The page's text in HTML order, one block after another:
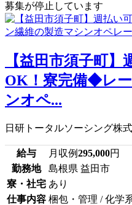
募集が停止しています
【益田市須子町
OK！寮完備◆レ
ンオペ...
日研トータルソーシング株
給与 月収例295,000円
勤務地
島根県 益田市
寮・社宅 あり
仕事内容 梱包・管理 / 化学